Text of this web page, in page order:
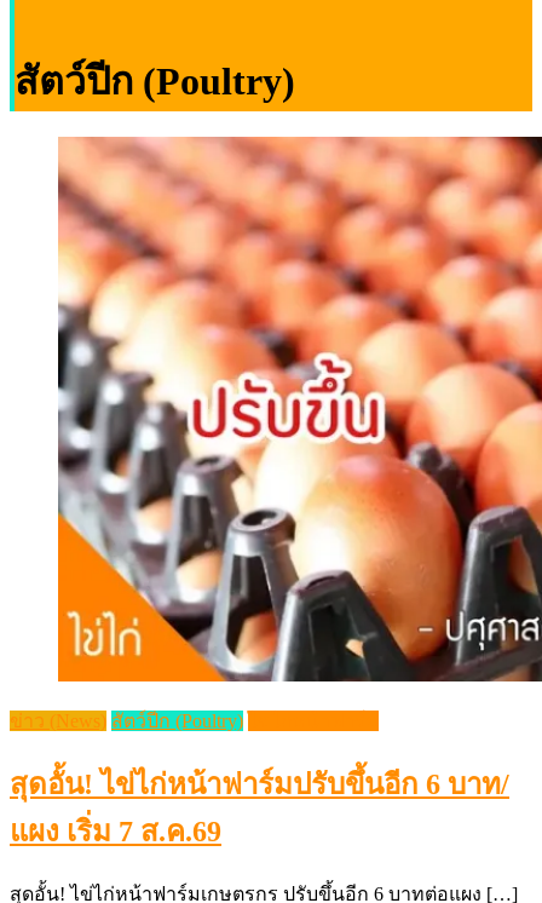
สัตว์ปีก (Poultry)
ข่าว (News) สัตว์ปีก (Poultry)
สุดอั้น! ไข่ไก่หน้าฟาร์มปรับขึ้นอีก 6 บาท/
แผง เริ่ม 7 ส.ค.69
สุดอั้น! ไข่ไก่หน้าฟาร์มเกษตรกร ปรับขึ้นอีก 6 บาทต่อแผง […]